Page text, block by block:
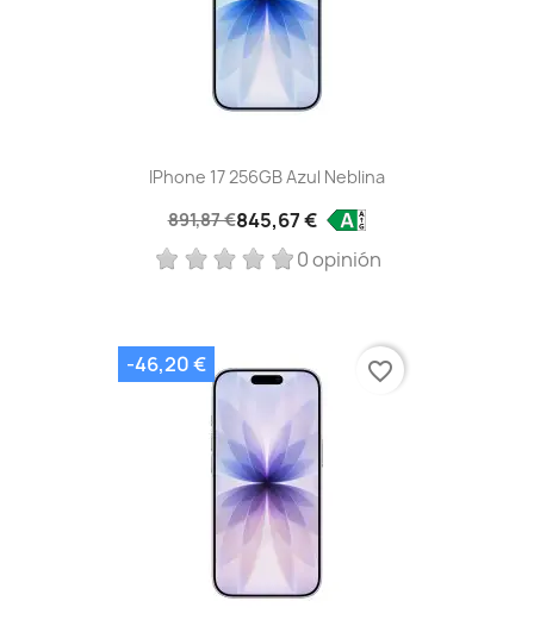
IPhone 17 256GB Azul Neblina
891,87 €845,67 €
0 opinión
-46,20 € favorite_border